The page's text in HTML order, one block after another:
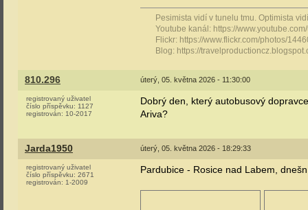
Pesimista vidí v tunelu tmu. Optimista
Youtube kanál: https://
Flickr: https://www.flickr.com/photos/
Blog: https://
810.296 úterý, 05. května 2026 - 11:30:00
registrovaný uživatel
číslo příspěvku: 1127
registrován: 10-2017
Dobrý den, který autobusový
Ariva?
Jarda1950 úterý, 05. května 2026 - 18:29:33
registrovaný uživatel
číslo příspěvku: 2671
registrován: 1-2009
Pardubice - Rosice nad Labem,